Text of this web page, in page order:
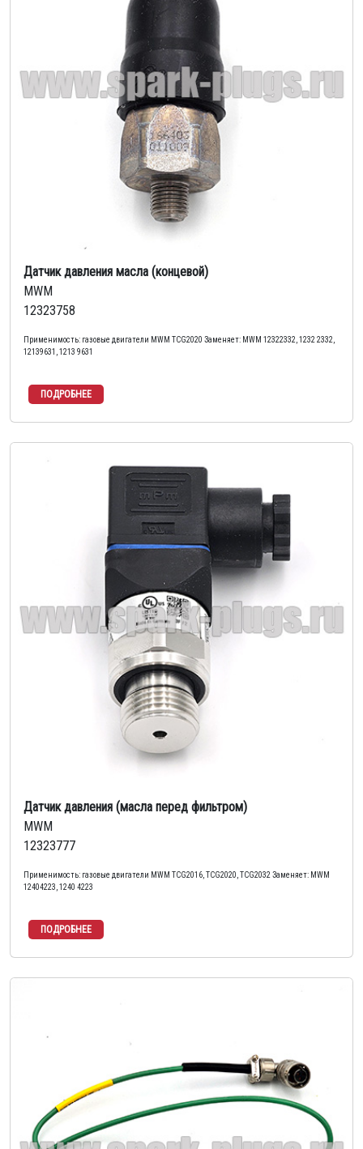
Датчик давления масла (концевой)
MWM
12323758
Применимость: газовые двигатели MWM TCG2020 Заменяет: MWM 12322332, 1232 2332,
12139631, 1213 9631
Датчик давления (масла перед фильтром)
MWM
12323777
Применимость: газовые двигатели MWM TCG2016, TCG2020, TCG2032 Заменяет: MWM
12404223, 1240 4223